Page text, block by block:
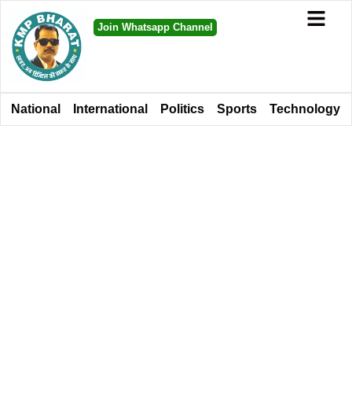
Join Whatsapp Channel
National International Politics Sports Technology